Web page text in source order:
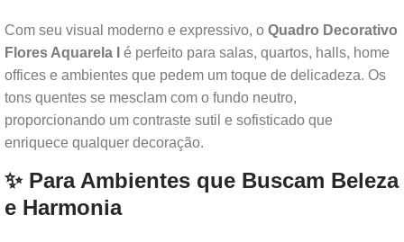
Com seu visual moderno e expressivo, o Quadro Decorativo
Flores Aquarela I
é perfeito para salas, quartos, halls, home
offices e ambientes que pedem um toque de delicadeza. Os
tons quentes se mesclam com o fundo neutro,
proporcionando um contraste sutil e sofisticado que
enriquece qualquer decoração.
✨ Para Ambientes que Buscam Beleza
e Harmonia